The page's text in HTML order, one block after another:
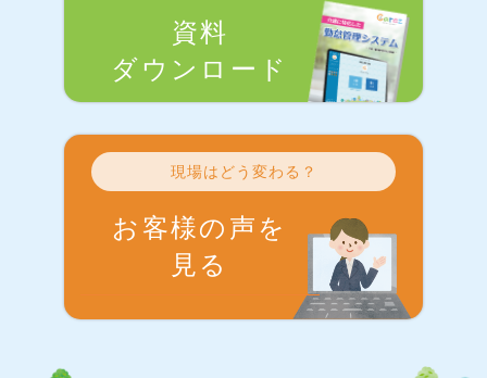
資料
ダウンロード
現場はどう変わる？
お客様の声を
見る